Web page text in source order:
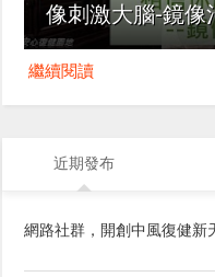
像刺激大腦-鏡像
繼續閱讀
近期發布
網路社群，開創中風復健新